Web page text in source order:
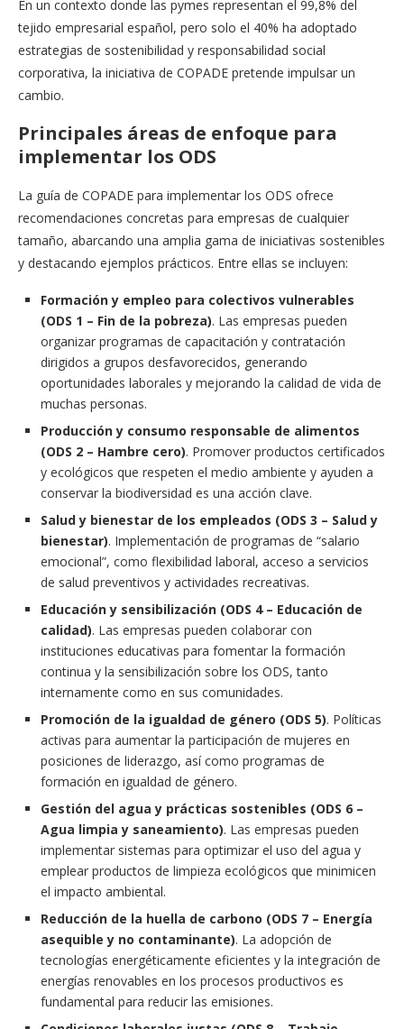
En un contexto donde las pymes representan el 99,8% del
tejido empresarial español, pero solo el 40% ha adoptado
estrategias de sostenibilidad y responsabilidad social
corporativa, la iniciativa de COPADE pretende impulsar un
cambio.
Principales áreas de enfoque para
implementar los ODS
La guía de COPADE para implementar los ODS ofrece
recomendaciones concretas para empresas de cualquier
tamaño, abarcando una amplia gama de iniciativas sostenibles
y destacando ejemplos prácticos. Entre ellas se incluyen:
Formación y empleo para colectivos vulnerables
(ODS 1 – Fin de la pobreza). Las empresas pueden
organizar programas de capacitación y contratación
dirigidos a grupos desfavorecidos, generando
oportunidades laborales y mejorando la calidad de vida de
muchas personas.
Producción y consumo responsable de alimentos
(ODS 2 – Hambre cero). Promover productos certificados
y ecológicos que respeten el medio ambiente y ayuden a
conservar la biodiversidad es una acción clave.
Salud y bienestar de los empleados (ODS 3 – Salud y
bienestar). Implementación de programas de “salario
emocional”, como flexibilidad laboral, acceso a servicios
de salud preventivos y actividades recreativas.
Educación y sensibilización (ODS 4 – Educación de
calidad). Las empresas pueden colaborar con
instituciones educativas para fomentar la formación
continua y la sensibilización sobre los ODS, tanto
internamente como en sus comunidades.
Promoción de la igualdad de género (ODS 5). Políticas
activas para aumentar la participación de mujeres en
posiciones de liderazgo, así como programas de
formación en igualdad de género.
Gestión del agua y prácticas sostenibles (ODS 6 –
Agua limpia y saneamiento). Las empresas pueden
implementar sistemas para optimizar el uso del agua y
emplear productos de limpieza ecológicos que minimicen
el impacto ambiental.
Reducción de la huella de carbono (ODS 7 – Energía
asequible y no contaminante). La adopción de
tecnologías energéticamente eficientes y la integración de
energías renovables en los procesos productivos es
fundamental para reducir las emisiones.